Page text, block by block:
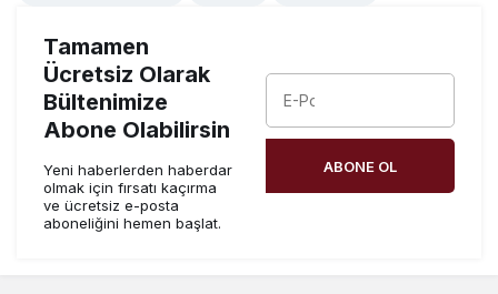
Tamamen
Ücretsiz Olarak
Bültenimize
Abone Olabilirsin
Yeni haberlerden haberdar
olmak için fırsatı kaçırma
ve ücretsiz e-posta
aboneliğini hemen başlat.
ABONE OL